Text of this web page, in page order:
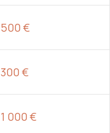
500 €
300 €
1 000 €